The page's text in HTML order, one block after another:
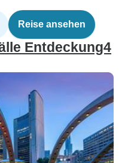
Reise ansehen
Entdeckung4